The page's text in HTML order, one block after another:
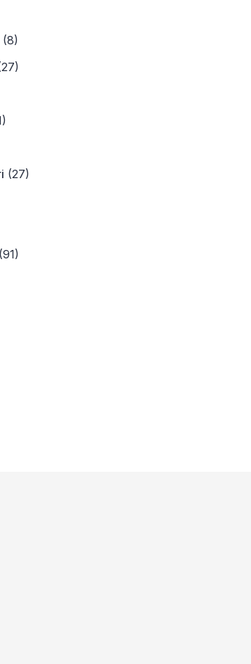
(27)
(91)